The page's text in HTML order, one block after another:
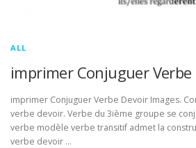
ALL
imprimer Conjuguer Verbe
imprimer Conjuguer Verbe Devoir Images.
verbe devoir. Verbe du 3ième groupe se
verbe modèle verbe transitif admet la
verbe devoir …